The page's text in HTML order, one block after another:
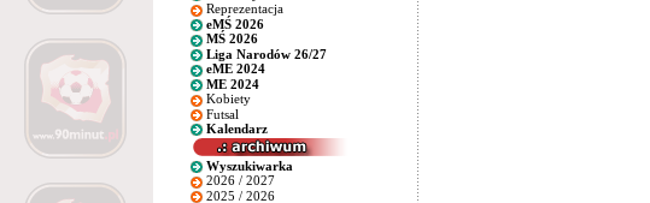
Reprezentacja
eMŚ 2026
MŚ 2026
Liga Narodów 26/27
eME 2024
ME 2024
Kobiety
Futsal
Kalendarz
Wyszukiwarka
2026 / 2027
2025 / 2026